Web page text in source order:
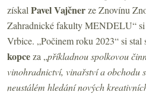
získal Pavel Vajčnerze Znovínu
Zahradnické fakulty MENDELU“
Vrbice. „Počinem roku 2023“ si stal
kopceza „příkladnou spolkovou
vinohradnictví, vinařství a obchodu
neustálém hledání nových